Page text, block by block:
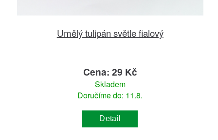
Umělý tulipán světle fialový
Cena: 29 Kč
Skladem
Doručíme do: 11.8.
Detail